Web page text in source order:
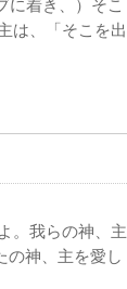
着き、）そこ
は、「そこを出
我らの神、主
の神、主を愛し